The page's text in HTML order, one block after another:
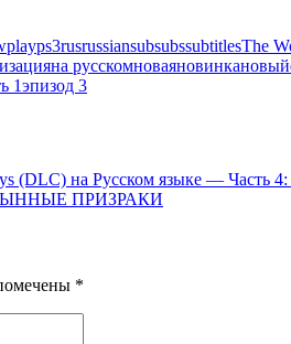
playps3rusrussiansubsubssubtitlesThe
на русскомноваяновинкановый
1эпизод 3
(DLC) на Русском языке — Часть 4:
ПРИЗРАКИ
*